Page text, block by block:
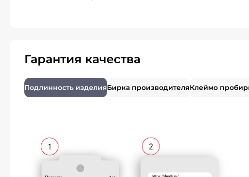
Гарантия качества
Подлинность изделияБирка производителяКлеймо